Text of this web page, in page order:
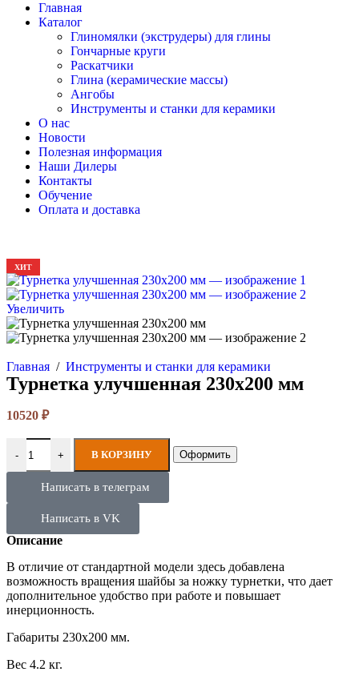
Главная
Каталог
Глиномялки (экструдеры) для глины
Гончарные круги
Раскатчики
Глина (керамические массы)
Ангобы
Инструменты и станки для керамики
О нас
Новости
Полезная информация
Наши Дилеры
Контакты
Обучение
Оплата и доставка
ХИТ
Увеличить
Главная / Инструменты и станки для керамики
Турнетка улучшенная 230х200 мм
10520 ₽
- + В КОРЗИНУ Оформить
Написать в телеграм
Написать в VK
Описание
В отличие от стандартной модели здесь добавлена
возможность вращения шайбы за ножку турнетки, что дает
дополнительное удобство при работе и повышает
инерционность.
Габариты 230х200 мм.
Вес 4.2 кг.